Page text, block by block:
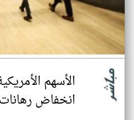
الأسهم
انخفاض رهانات